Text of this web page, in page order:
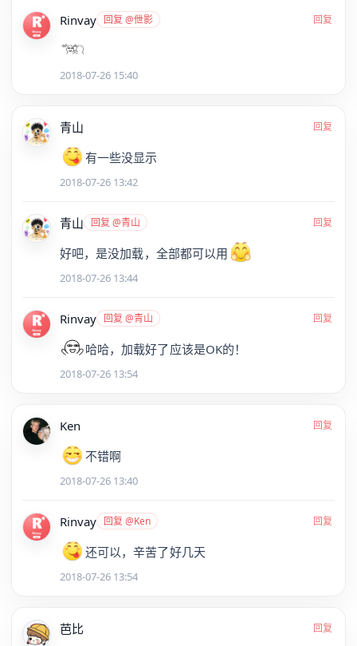
Rinvay 回复 @伳影 回复
2018-07-26 15:40
青山 回复
有一些没显示
2018-07-26 13:42
青山 回复 @青山 回复
好吧，是没加载，全部都可以用
2018-07-26 13:44
Rinvay 回复 @青山 回复
哈哈，加载好了应该是OK的！
2018-07-26 13:54
Ken 回复
不错啊
2018-07-26 13:40
Rinvay 回复 @Ken 回复
还可以，辛苦了好几天
2018-07-26 13:54
芭比 回复